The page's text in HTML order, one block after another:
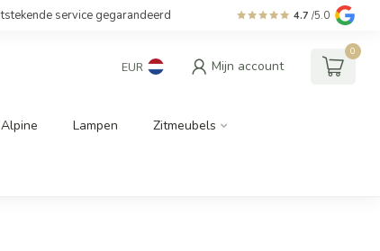
service gegarandeerd 4.7 /5.0
EUR Mijn account
0
Lampen Zitmeubels